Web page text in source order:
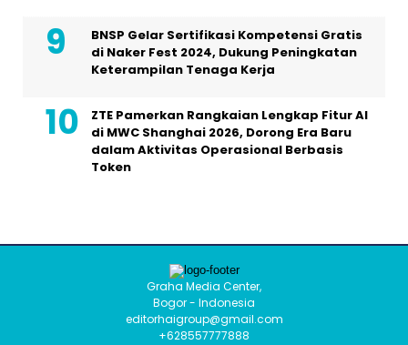
BNSP Gelar Sertifikasi Kompetensi Gratis
di Naker Fest 2024, Dukung Peningkatan
Keterampilan Tenaga Kerja
ZTE Pamerkan Rangkaian Lengkap Fitur AI
di MWC Shanghai 2026, Dorong Era Baru
dalam Aktivitas Operasional Berbasis
Token
Graha Media Center,
Bogor - Indonesia
editorhaigroup@gmail.com
+628557777888